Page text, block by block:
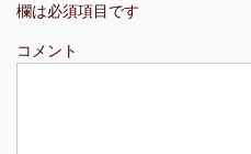
シ
ョ
欄は必須項目です
コメント